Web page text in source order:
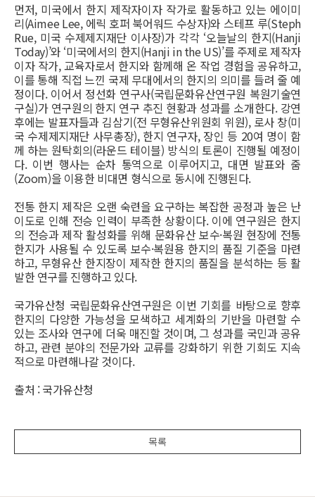
먼저, 미국에서 한지 제작자이자 작가로 활동하고 있는 에이미
리(Aimee Lee, 에릭 호퍼 북어워드 수상자)와 스테프 루(Steph
Rue, 미국 수제제지재단 이사장)가 각각 ‘오늘날의 한지(Hanji
Today)’와 ‘미국에서의 한지(Hanji in the US)’를 주제로 제작자
이자 작가, 교육자로서 한지와 함께해 온 작업 경험을 공유하고,
이를 통해 직접 느낀 국제 무대에서의 한지의 의미를 들려 줄 예
정이다. 이어서 정선화 연구사(국립문화유산연구원 복원기술연
구실)가 연구원의 한지 연구 추진 현황과 성과를 소개한다. 강연
후에는 발표자들과 김삼기(전 무형유산위원회 위원), 로사 창(미
국 수제제지재단 사무총장), 한지 연구자, 장인 등 20여 명이 함
께 하는 원탁회의(라운드 테이블) 방식의 토론이 진행될 예정이
다. 이번 행사는 순차 통역으로 이루어지고, 대면 발표와 줌
(Zoom)을 이용한 비대면 형식으로 동시에 진행된다.
전통 한지 제작은 오랜 숙련을 요구하는 복잡한 공정과 높은 난
이도로 인해 전승 인력이 부족한 상황이다. 이에 연구원은 한지
의 전승과 제작 활성화를 위해 문화유산 보수·복원 현장에 전통
한지가 사용될 수 있도록 보수·복원용 한지의 품질 기준을 마련
하고, 무형유산 한지장이 제작한 한지의 품질을 분석하는 등 활
발한 연구를 진행하고 있다.
국가유산청 국립문화유산연구원은 이번 기회를 바탕으로 향후
한지의 다양한 가능성을 모색하고 세계화의 기반을 마련할 수
있는 조사와 연구에 더욱 매진할 것이며, 그 성과를 국민과 공유
하고, 관련 분야의 전문가와 교류를 강화하기 위한 기회도 지속
적으로 마련해나갈 것이다.
출처 : 국가유산청
목록